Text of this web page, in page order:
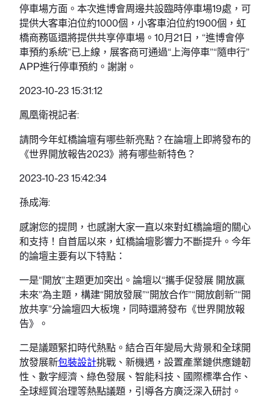
停車場方面。本次進博會周邊共設臨時停車場19處，可
提供大客車泊位約1000個，小客車泊位約1900個，虹
橋商務區還將提供共享停車場。10月21日，“進博會停
車預約系統”已上線，展客商可通過“上海停車”“隨申行”
APP進行停車預約。謝謝。
2023-10-23 15:31:12
鳳凰衛視記者:
請問今年虹橋論壇有哪些新亮點？在論壇上即將發布的
《世界開放報告2023》將有哪些新特色？
2023-10-23 15:42:34
孫成海:
感謝您的提問，也感謝大家一直以來對虹橋論壇的關心
和支持！自首屆以來，虹橋論壇影響力不斷提升。今年
的論壇主要有以下特點：
一是“開放”主題更加突出。論壇以“攜手促發展 開放贏
未來”為主題，構建“開放發展”“開放合作”“開放創新”“開
放共享”分論壇四大板塊，同時還將發布《世界開放報
告》。
二是議題緊扣時代熱點。結合百年變局大背景和全球開
放發展新包裝設計挑戰、新機遇，設置產業鏈供應鏈韌
性、數字經濟、綠色發展、智能科技、國際標準合作、
全球經貿治理等熱點議題，引導各方廣泛深入研討。